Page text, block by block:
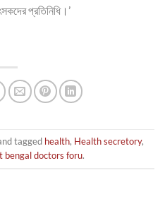
প্রতিনিধি।’
tagged health, Health secretory,
bengal doctors foru.